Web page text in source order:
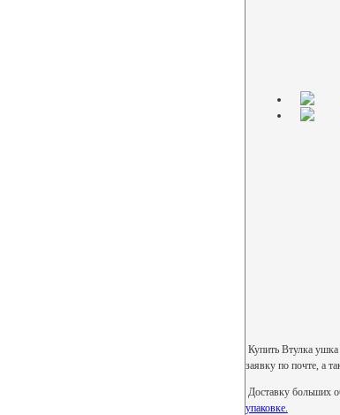
Купить Втулка
заявку по почте, а
Доставку больших
упаковке.